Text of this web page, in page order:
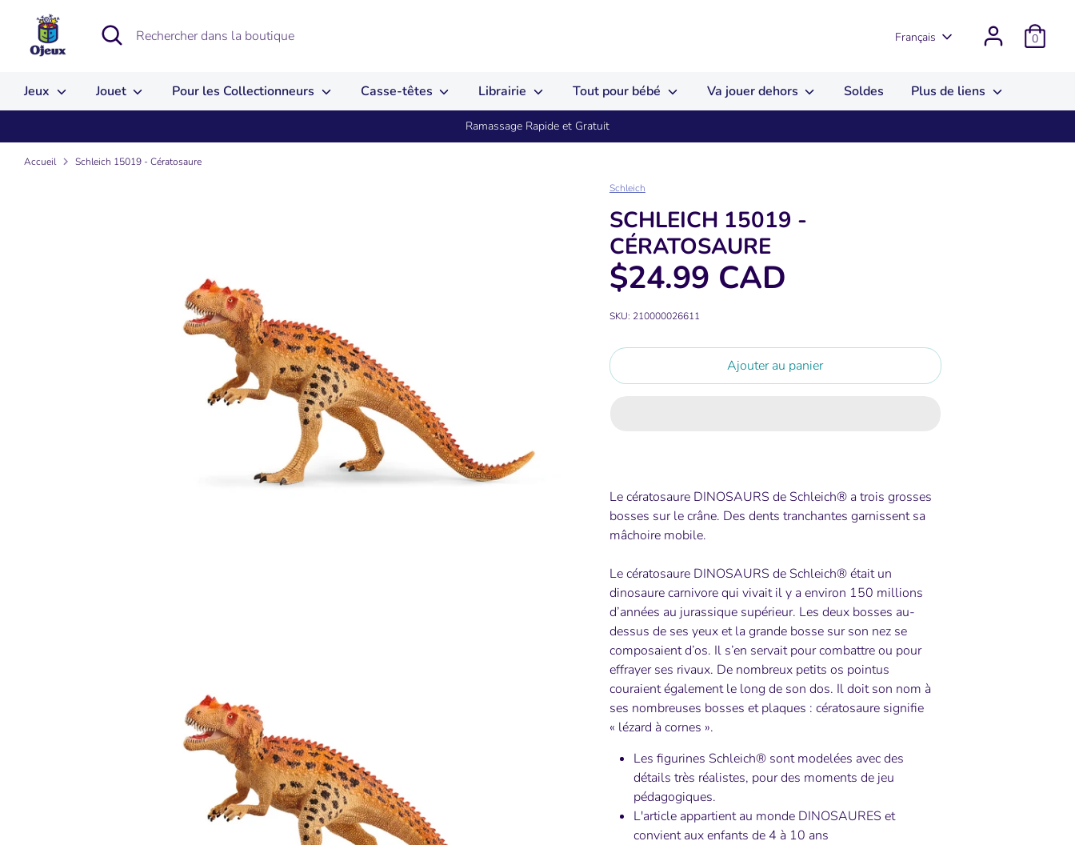
contenu
Recherche
Rechercher
dans
boutique
Langue
Français 0
Jeux Jouet Pour les Collectionneurs Casse-têtes Librairie Tout pour bébé Va jouer dehors Soldes Plus de liens
Ramassage Rapide et Gratuit
Accueil Schleich 15019 - Cératosaure
Schleich
SCHLEICH 15019 -
CÉRATOSAURE
$24.99 CAD
SKU: 210000026611
Ajouter au panier
Le cératosaure DINOSAURS de Schleich® a trois grosses
bosses sur le crâne. Des dents tranchantes garnissent sa
mâchoire mobile.
Le cératosaure DINOSAURS de Schleich® était un
dinosaure carnivore qui vivait il y a environ 150 millions
d’années au jurassique supérieur. Les deux bosses au-
dessus de ses yeux et la grande bosse sur son nez se
composaient d’os. Il s’en servait pour combattre ou pour
effrayer ses rivaux. De nombreux petits os pointus
couraient également le long de son dos. Il doit son nom à
ses nombreuses bosses et plaques : cératosaure signifie
« lézard à cornes ».
Les figurines Schleich® sont modelées avec des
détails très réalistes, pour des moments de jeu
pédagogiques.
L'article appartient au monde DINOSAURES et
convient aux enfants de 4 à 10 ans